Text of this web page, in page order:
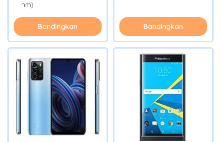
nm)
Bandingkan Bandingkan